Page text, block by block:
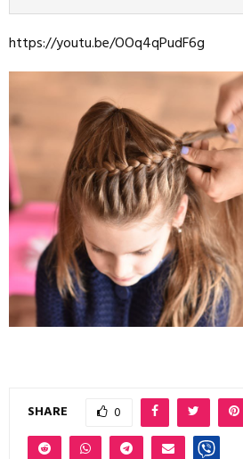
https://youtu.be/OOq4qPudF6g
SHARE 0